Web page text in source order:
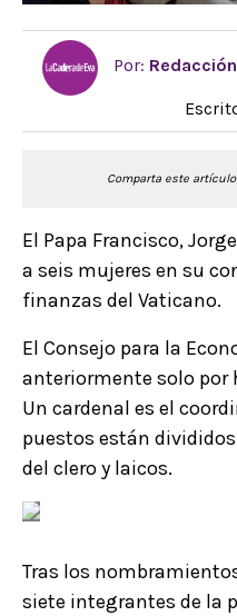
Por: Redacción
Comparta este artículo
El Papa Francisco,
a seis mujeres en su
finanzas del Vaticano.
El Consejo para la
anteriormente solo por
Un cardenal es el
puestos están
del clero y laicos.
Tras los
siete integrantes de la